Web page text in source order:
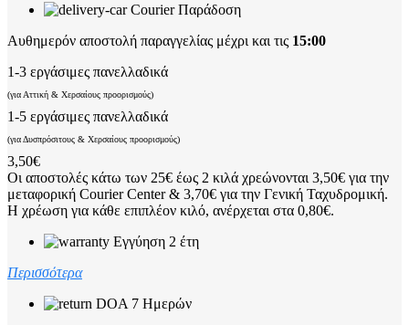
Courier Παράδοση
Αυθημερόν αποστολή παραγγελίας μέχρι και τις 15:00
1-3 εργάσιμες πανελλαδικά
(για Αττική & Χερσαίους προορισμούς)
1-5 εργάσιμες πανελλαδικά
(για Δυσπρόσιτους & Χερσαίους προορισμούς)
3,50€
Οι αποστολές κάτω των 25€ έως 2 κιλά χρεώνονται 3,50€ για την
μεταφορική Courier Center & 3,70€ για την Γενική Ταχυδρομική.
Η χρέωση για κάθε επιπλέον κιλό, ανέρχεται στα 0,80€.
Εγγύηση 2 έτη
Περισσότερα
DOA 7 Ημερών